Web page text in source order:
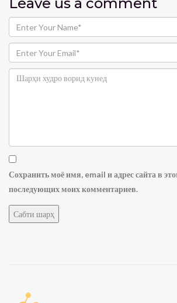
Сохранить моё имя, email и адрес сайта в
последующих моих комментариев.